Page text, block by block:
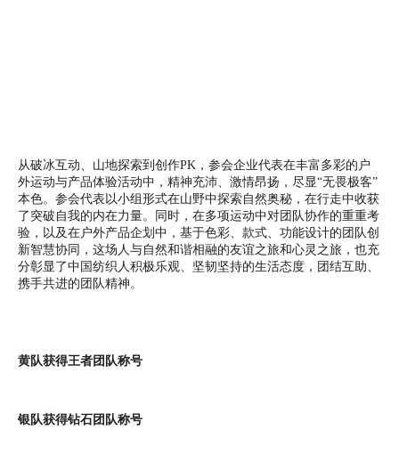
从破冰互动、山地探索到创作PK，参会企业代表在丰富多彩的户
外运动与产品体验活动中，精神充沛、激情昂扬，尽显“无畏极客”
本色。参会代表以小组形式在山野中探索自然奥秘，在行走中收获
了突破自我的内在力量。同时，在多项运动中对团队协作的重重考
验，以及在户外产品企划中，基于色彩、款式、功能设计的团队创
新智慧协同，这场人与自然和谐相融的友谊之旅和心灵之旅，也充
分彰显了中国纺织人积极乐观、坚韧坚持的生活态度，团结互助、
携手共进的团队精神。
黄队获得王者团队称号
银队获得钻石团队称号